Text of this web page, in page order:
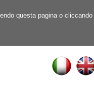
questa pagina o